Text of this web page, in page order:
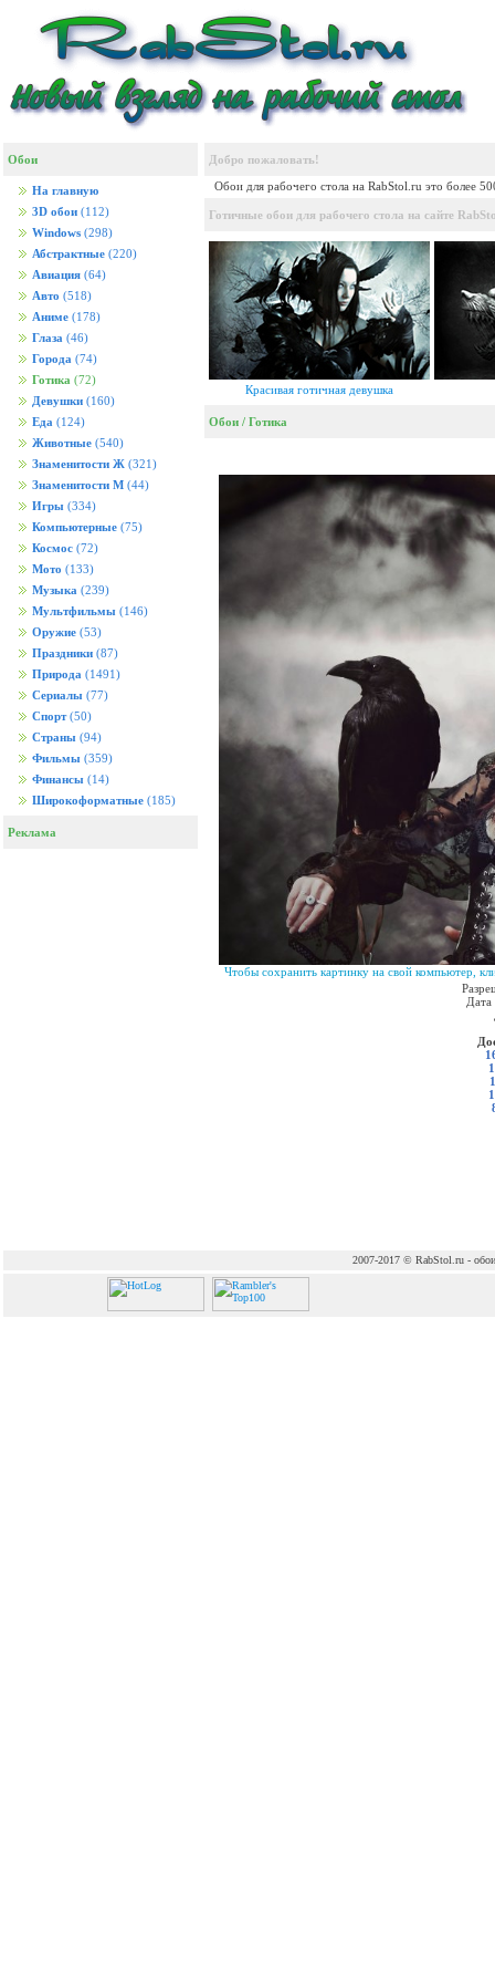
Обои
На главную
3D обои (112)
Windows (298)
Абстрактные (220)
Авиация (64)
Авто (518)
Аниме (178)
Глаза (46)
Города (74)
Готика (72)
Девушки (160)
Еда (124)
Животные (540)
Знаменитости Ж (321)
Знаменитости М (44)
Игры (334)
Компьютерные (75)
Космос (72)
Мото (133)
Музыка (239)
Мультфильмы (146)
Оружие (53)
Праздники (87)
Природа (1491)
Сериалы (77)
Спорт (50)
Страны (94)
Фильмы (359)
Финансы (14)
Широкоформатные (185)
Реклама
Добро пожаловать!
Обои для рабочего стола на RabStol.ru это более
Готичные обои для рабочего стола на сайте
Красивая готичная девушка
Обои / Готика
Чтобы сохранить картинку на свой компьютер,
Дата
2007-2017 © RabStol.ru - обои